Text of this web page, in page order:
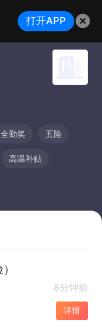
全勤奖 五险
高温补贴
8分钟前
详情
打开APP